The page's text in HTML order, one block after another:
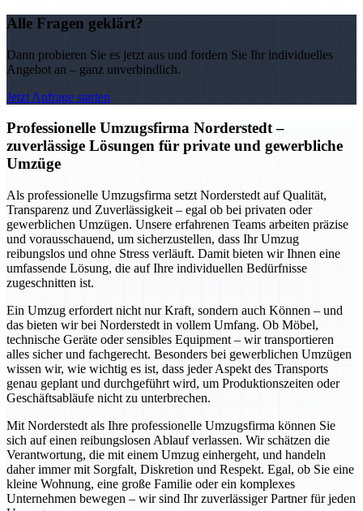
Alle Fragen geklärt?
Dann probieren Sie es jetzt aus und fordern Sie Ihr individuelles
Angebot an – ganz unverbindlich.
Jetzt Anfrage starten
Professionelle Umzugsfirma Norderstedt –
zuverlässige Lösungen für private und gewerbliche
Umzüge
Als professionelle Umzugsfirma setzt Norderstedt auf Qualität,
Transparenz und Zuverlässigkeit – egal ob bei privaten oder
gewerblichen Umzügen. Unsere erfahrenen Teams arbeiten präzise
und vorausschauend, um sicherzustellen, dass Ihr Umzug
reibungslos und ohne Stress verläuft. Damit bieten wir Ihnen eine
umfassende Lösung, die auf Ihre individuellen Bedürfnisse
zugeschnitten ist.
Ein Umzug erfordert nicht nur Kraft, sondern auch Können – und
das bieten wir bei Norderstedt in vollem Umfang. Ob Möbel,
technische Geräte oder sensibles Equipment – wir transportieren
alles sicher und fachgerecht. Besonders bei gewerblichen Umzügen
wissen wir, wie wichtig es ist, dass jeder Aspekt des Transports
genau geplant und durchgeführt wird, um Produktionszeiten oder
Geschäftsabläufe nicht zu unterbrechen.
Mit Norderstedt als Ihre professionelle Umzugsfirma können Sie
sich auf einen reibungslosen Ablauf verlassen. Wir schätzen die
Verantwortung, die mit einem Umzug einhergeht, und handeln
daher immer mit Sorgfalt, Diskretion und Respekt. Egal, ob Sie eine
kleine Wohnung, eine große Familie oder ein komplexes
Unternehmen bewegen – wir sind Ihr zuverlässiger Partner für jeden